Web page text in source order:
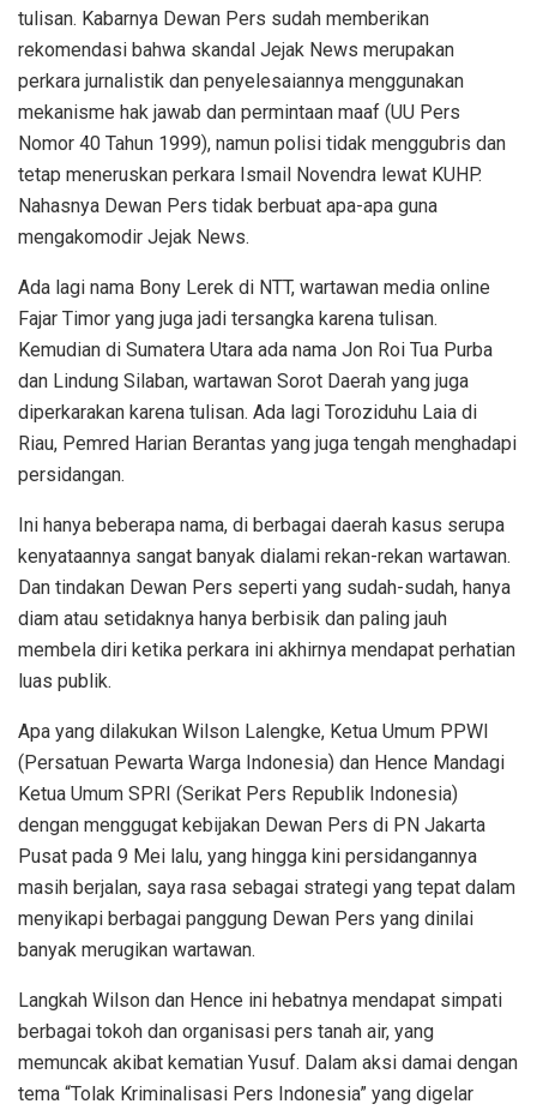
tulisan. Kabarnya Dewan Pers sudah memberikan
rekomendasi bahwa skandal Jejak News merupakan
perkara jurnalistik dan penyelesaiannya menggunakan
mekanisme hak jawab dan permintaan maaf (UU Pers
Nomor 40 Tahun 1999), namun polisi tidak menggubris dan
tetap meneruskan perkara Ismail Novendra lewat KUHP.
Nahasnya Dewan Pers tidak berbuat apa-apa guna
mengakomodir Jejak News.
Ada lagi nama Bony Lerek di NTT, wartawan media online
Fajar Timor yang juga jadi tersangka karena tulisan.
Kemudian di Sumatera Utara ada nama Jon Roi Tua Purba
dan Lindung Silaban, wartawan Sorot Daerah yang juga
diperkarakan karena tulisan. Ada lagi Toroziduhu Laia di
Riau, Pemred Harian Berantas yang juga tengah menghadapi
persidangan.
Ini hanya beberapa nama, di berbagai daerah kasus serupa
kenyataannya sangat banyak dialami rekan-rekan wartawan.
Dan tindakan Dewan Pers seperti yang sudah-sudah, hanya
diam atau setidaknya hanya berbisik dan paling jauh
membela diri ketika perkara ini akhirnya mendapat perhatian
luas publik.
Apa yang dilakukan Wilson Lalengke, Ketua Umum PPWI
(Persatuan Pewarta Warga Indonesia) dan Hence Mandagi
Ketua Umum SPRI (Serikat Pers Republik Indonesia)
dengan menggugat kebijakan Dewan Pers di PN Jakarta
Pusat pada 9 Mei lalu, yang hingga kini persidangannya
masih berjalan, saya rasa sebagai strategi yang tepat dalam
menyikapi berbagai panggung Dewan Pers yang dinilai
banyak merugikan wartawan.
Langkah Wilson dan Hence ini hebatnya mendapat simpati
berbagai tokoh dan organisasi pers tanah air, yang
memuncak akibat kematian Yusuf. Dalam aksi damai dengan
tema “Tolak Kriminalisasi Pers Indonesia” yang digelar